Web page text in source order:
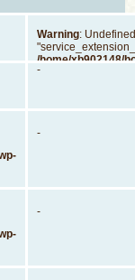
Warning:
/home/xb902148/
content/themes/
-
-
-